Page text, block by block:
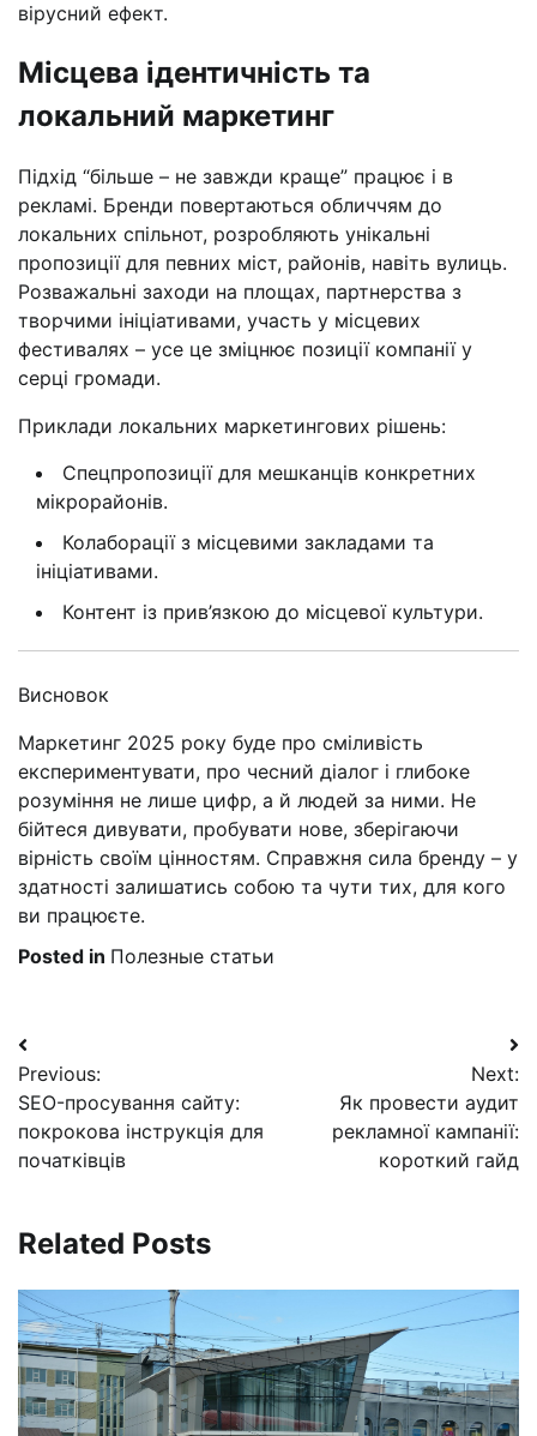
вірусний ефект.
Місцева ідентичність та
локальний маркетинг
Підхід “більше – не завжди краще” працює і в
рекламі. Бренди повертаються обличчям до
локальних спільнот, розробляють унікальні
пропозиції для певних міст, районів, навіть вулиць.
Розважальні заходи на площах, партнерства з
творчими ініціативами, участь у місцевих
фестивалях – усе це зміцнює позиції компанії у
серці громади.
Приклади локальних маркетингових рішень:
Спецпропозиції для мешканців конкретних
мікрорайонів.
Колаборації з місцевими закладами та
ініціативами.
Контент із прив’язкою до місцевої культури.
Висновок
Маркетинг 2025 року буде про сміливість
експериментувати, про чесний діалог і глибоке
розуміння не лише цифр, а й людей за ними. Не
бійтеся дивувати, пробувати нове, зберігаючи
вірність своїм цінностям. Справжня сила бренду – у
здатності залишатись собою та чути тих, для кого
ви працюєте.
Posted in Полезные статьи
Навигация
по
записям
Previous:
SEO-просування сайту:
покрокова інструкція для
початківців
Next:
Як провести аудит
рекламної кампанії:
короткий гайд
Related Posts